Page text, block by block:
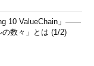
10 ValueChain」――
数々」とは (1/2)